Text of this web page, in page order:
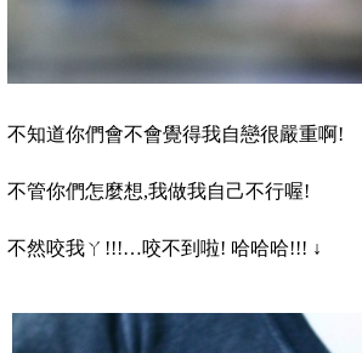
不知道你們會不會覺得我自戀很嚴重啊!
不管你們怎麼想,我做我自己不行喔!
不然咬我ㄚ !!!…咬不到啦! 哈哈哈!!! ↓